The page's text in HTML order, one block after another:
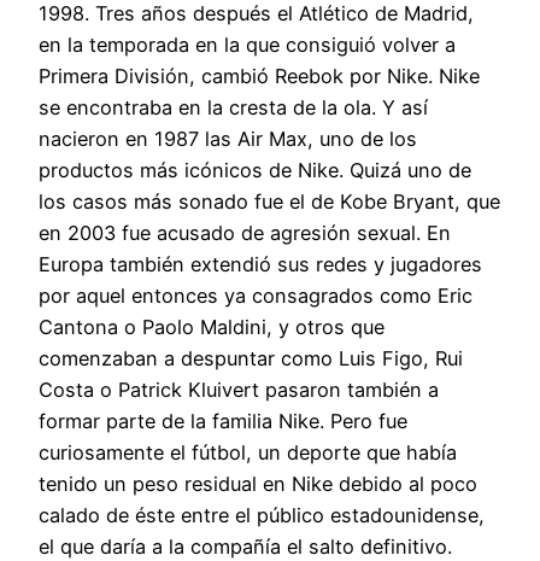
1998. Tres años después el Atlético de Madrid,
en la temporada en la que consiguió volver a
Primera División, cambió Reebok por Nike. Nike
se encontraba en la cresta de la ola. Y así
nacieron en 1987 las Air Max, uno de los
productos más icónicos de Nike. Quizá uno de
los casos más sonado fue el de Kobe Bryant, que
en 2003 fue acusado de agresión sexual. En
Europa también extendió sus redes y jugadores
por aquel entonces ya consagrados como Eric
Cantona o Paolo Maldini, y otros que
comenzaban a despuntar como Luis Figo, Rui
Costa o Patrick Kluivert pasaron también a
formar parte de la familia Nike. Pero fue
curiosamente el fútbol, un deporte que había
tenido un peso residual en Nike debido al poco
calado de éste entre el público estadounidense,
el que daría a la compañía el salto definitivo.